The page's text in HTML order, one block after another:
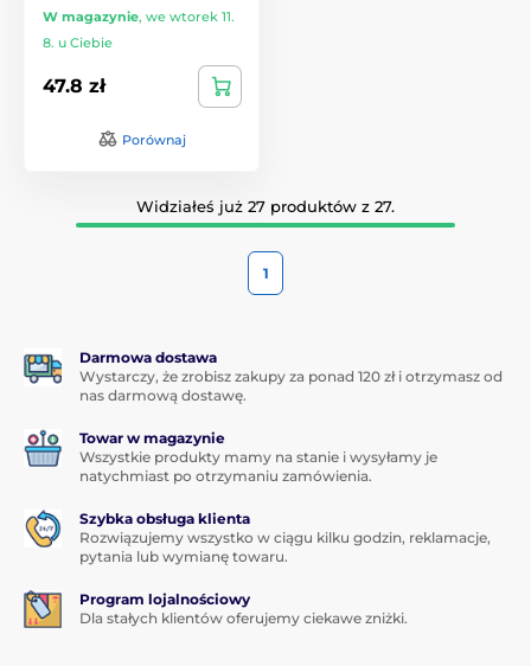
W magazynie, we wtorek 11.
8. u Ciebie
47.8 zł
Porównaj
Widziałeś już 27 produktów z 27.
1
Darmowa dostawa
Wystarczy, że zrobisz zakupy za ponad 120 zł i otrzymasz od
nas darmową dostawę.
Towar w magazynie
Wszystkie produkty mamy na stanie i wysyłamy je
natychmiast po otrzymaniu zamówienia.
Szybka obsługa klienta
Rozwiązujemy wszystko w ciągu kilku godzin, reklamacje,
pytania lub wymianę towaru.
Program lojalnościowy
Dla stałych klientów oferujemy ciekawe zniżki.